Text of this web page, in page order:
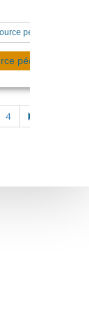
pédagogique
pédagogique
4